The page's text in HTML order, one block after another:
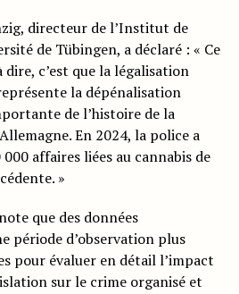
directeur de l’Institut de
de Tübingen, a déclaré : « Ce
dire, c’est que la légalisation
la dépénalisation
de l’histoire de la
En 2024, la police a
affaires liées au cannabis de
»
que des données
période d’observation plus
pour évaluer en détail l’impact
sur le crime organisé et